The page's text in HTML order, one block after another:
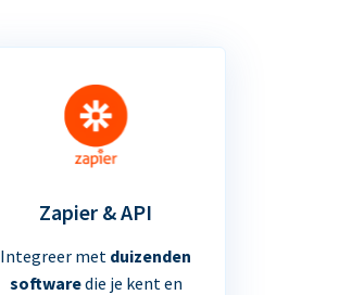
Zapier & API
Integreer met duizenden
softwaredie je kent en